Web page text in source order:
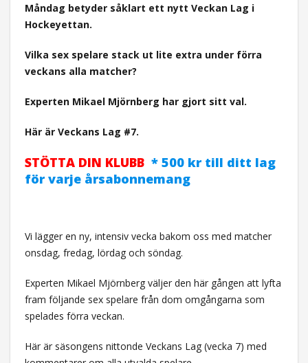
Måndag betyder såklart ett nytt Veckan Lag i
Hockeyettan.
Vilka sex spelare stack ut lite extra under förra
veckans alla matcher?
Experten Mikael Mjörnberg har gjort sitt val.
Här är Veckans Lag #7.
STÖTTA DIN KLUBB* 500 kr till ditt lag
för varje årsabonnemang
Vi lägger en ny, intensiv vecka bakom oss med matcher
onsdag, fredag, lördag och söndag.
Experten Mikael Mjörnberg väljer den här gången att lyfta
fram följande sex spelare från dom omgångarna som
spelades förra veckan.
Här är säsongens nittonde Veckans Lag (vecka 7) med